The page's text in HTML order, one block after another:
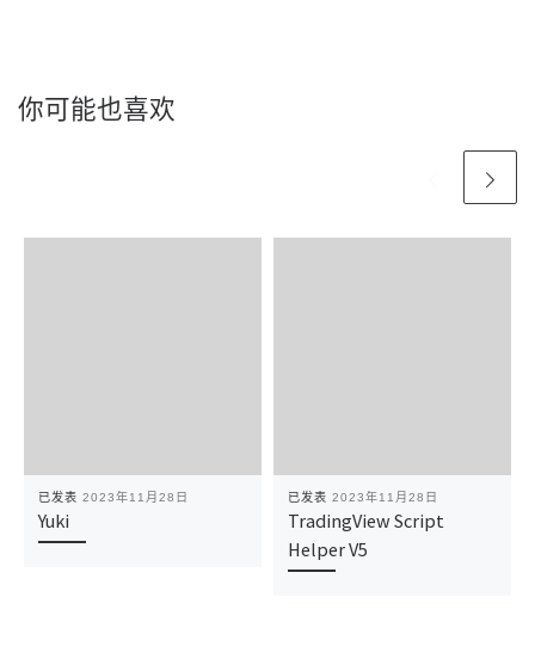
你可能也喜欢
已发表 2023年11月28日
Yuki
已发表 2023年11月28日
TradingView Script
Helper V5